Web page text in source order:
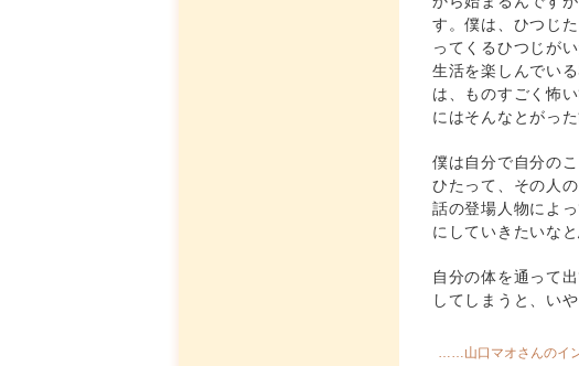
す。僕は、ひつじ
ってくるひつじが
生活を楽しんでい
は、ものすごく怖
にはそんなとがっ
僕は自分で自分の
ひたって、その人
話の登場人物によ
にしていきたいなと
自分の体を通って
してしまうと、い
……山口マオさんのイ